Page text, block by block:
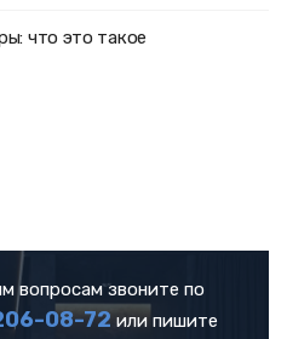
что это такое
вопросам звоните по
08-72 или пишите